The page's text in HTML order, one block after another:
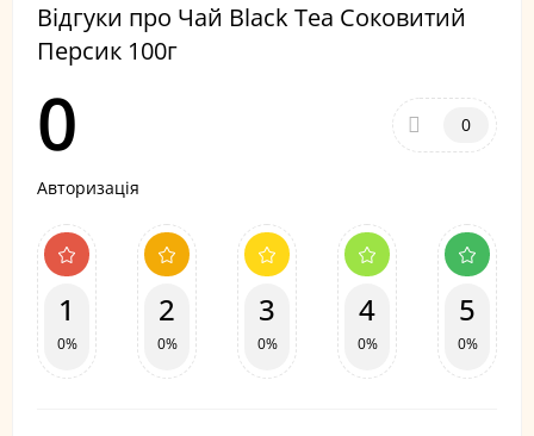
Відгуки про Чай Black Tea Соковитий
Персик 100г
0 0
Авторизація
1
0%
2
0%
3
0%
4
0%
5
0%